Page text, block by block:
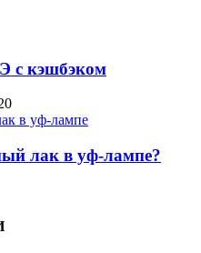
с кэшбэком
лак в уф-лампе?